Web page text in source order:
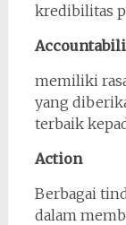
kredibilitas
memiliki
yang
terbaik
Action
Berbagai
dalam